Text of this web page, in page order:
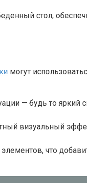
стол,
могут
— будь то яркий
визуальный
что